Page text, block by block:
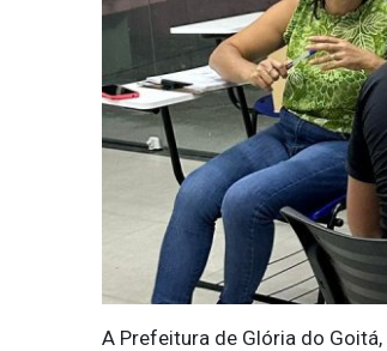
A Prefeitura de Glória do